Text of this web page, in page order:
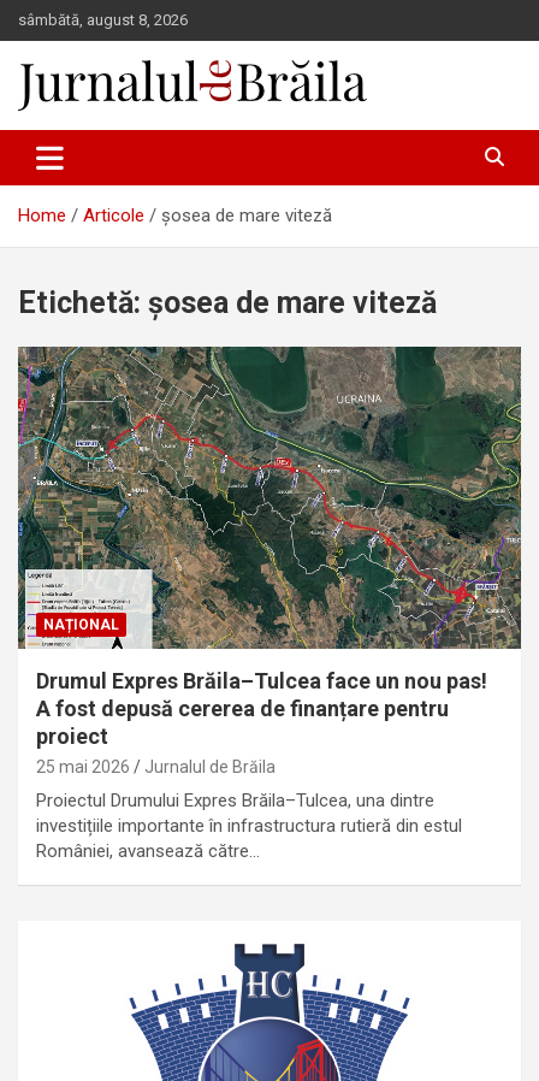
Skip
to
content
sâmbătă, august 8, 2026
Jurnalul de Brăila
Home Articole șosea de mare viteză
Etichetă: șosea de mare viteză
NAȚIONAL
Drumul Expres Brăila–Tulcea face un nou pas!
A fost depusă cererea de finanțare pentru
proiect
25 mai 2026 Jurnalul de Brăila
Proiectul Drumului Expres Brăila–Tulcea, una dintre
investițiile importante în infrastructura rutieră din estul
României, avansează către…